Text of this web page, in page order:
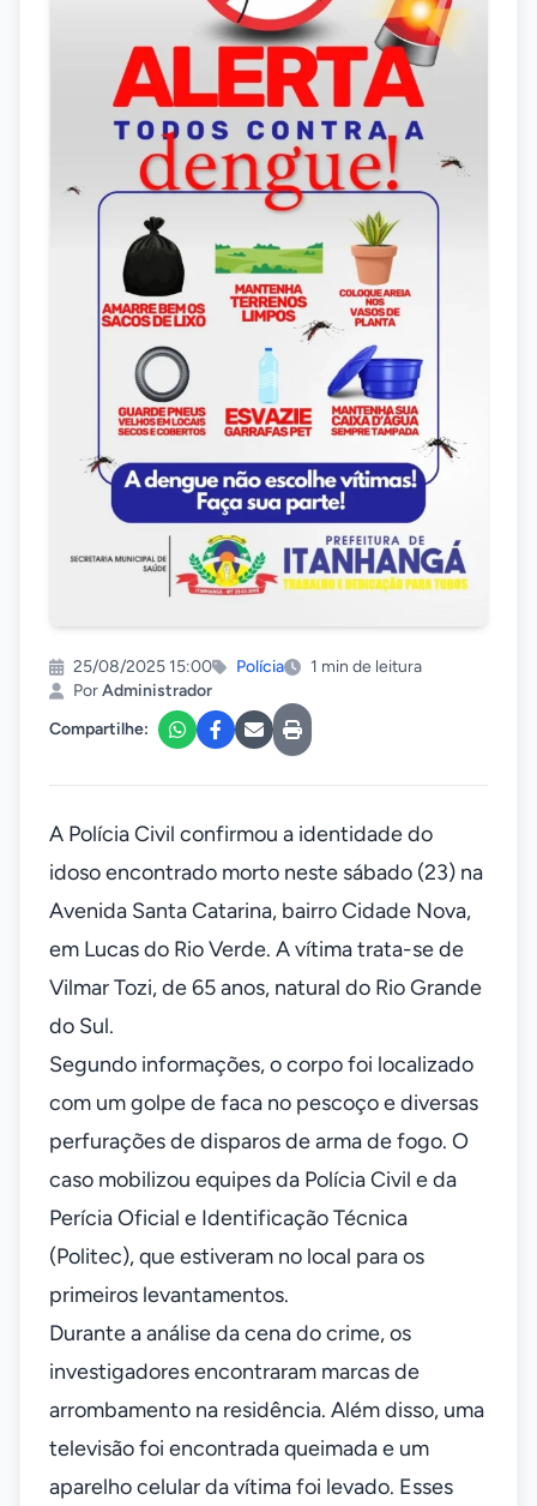
25/08/2025 15:00 Polícia
1 min de leitura
PorAdministrador
Compartilhe:
A Polícia Civil confirmou a identidade do
idoso encontrado morto neste sábado (23) na
Avenida Santa Catarina, bairro Cidade Nova,
em Lucas do Rio Verde. A vítima trata-se de
Vilmar Tozi, de 65 anos, natural do Rio Grande
do Sul.
Segundo informações, o corpo foi localizado
com um golpe de faca no pescoço e diversas
perfurações de disparos de arma de fogo. O
caso mobilizou equipes da Polícia Civil e da
Perícia Oficial e Identificação Técnica
(Politec), que estiveram no local para os
primeiros levantamentos.
Durante a análise da cena do crime, os
investigadores encontraram marcas de
arrombamento na residência. Além disso, uma
televisão foi encontrada queimada e um
aparelho celular da vítima foi levado. Esses